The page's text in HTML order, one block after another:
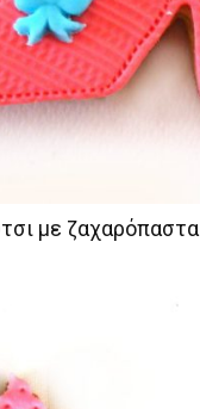
με ζαχαρόπαστα